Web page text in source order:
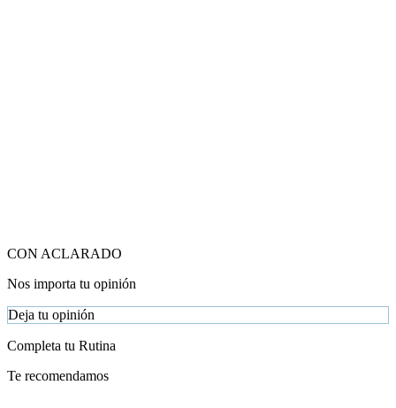
CON ACLARADO
Nos importa tu opinión
Deja tu opinión
Completa tu Rutina
Te recomendamos